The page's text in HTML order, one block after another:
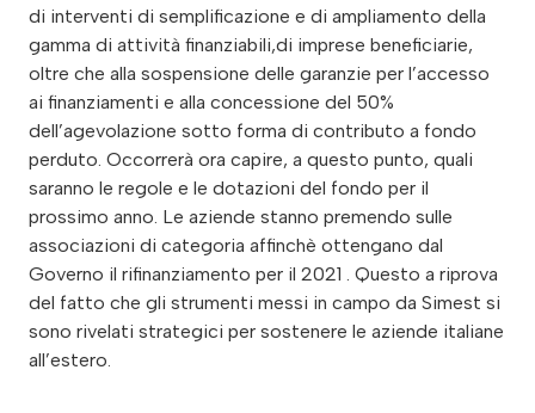
di interventi di semplificazione e di ampliamento della
gamma di attività finanziabili,di imprese beneficiarie,
oltre che alla sospensione delle garanzie per l’accesso
ai finanziamenti e alla concessione del 50%
dell’agevolazione sotto forma di contributo a fondo
perduto. Occorrerà ora capire, a questo punto, quali
saranno le regole e le dotazioni del fondo per il
prossimo anno. Le aziende stanno premendo sulle
associazioni di categoria affinchè ottengano dal
Governo il rifinanziamento per il 2021 . Questo a riprova
del fatto che gli strumenti messi in campo da Simest si
sono rivelati strategici per sostenere le aziende italiane
all’estero.